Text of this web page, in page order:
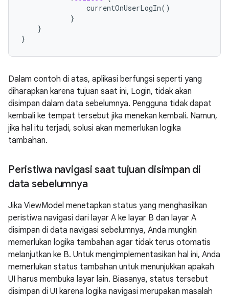
currentOnUserLogIn()
}
}
}
Dalam contoh di atas, aplikasi berfungsi seperti yang
diharapkan karena tujuan saat ini, Login, tidak akan
disimpan dalam data sebelumnya. Pengguna tidak dapat
kembali ke tempat tersebut jika menekan kembali. Namun,
jika hal itu terjadi, solusi akan memerlukan logika
tambahan.
Peristiwa navigasi saat tujuan disimpan di
data sebelumnya
Jika ViewModel menetapkan status yang menghasilkan
peristiwa navigasi dari layar A ke layar B dan layar A
disimpan di data navigasi sebelumnya, Anda mungkin
memerlukan logika tambahan agar tidak terus otomatis
melanjutkan ke B. Untuk mengimplementasikan hal ini, Anda
memerlukan status tambahan untuk menunjukkan apakah
UI harus membuka layar lain. Biasanya, status tersebut
disimpan di UI karena logika navigasi merupakan masalah